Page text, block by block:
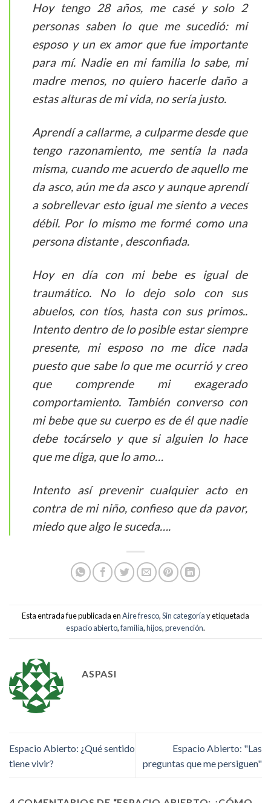
Hoy tengo 28 años, me casé y solo 2
personas saben lo que me sucedió: mi
esposo y un ex amor que fue importante
para mí. Nadie en mi familia lo sabe, mi
madre menos, no quiero hacerle daño a
estas alturas de mi vida, no sería justo.
Aprendí a callarme, a culparme desde que
tengo razonamiento, me sentía la nada
misma, cuando me acuerdo de aquello me
da asco, aún me da asco y aunque aprendí
a sobrellevar esto igual me siento a veces
débil. Por lo mismo me formé como una
persona distante , desconfiada.
Hoy en día con mi bebe es igual de
traumático. No lo dejo solo con sus
abuelos, con tíos, hasta con sus primos..
Intento dentro de lo posible estar siempre
presente, mi esposo no me dice nada
puesto que sabe lo que me ocurrió y creo
que comprende mi exagerado
comportamiento. También converso con
mi bebe que su cuerpo es de él que nadie
debe tocárselo y que si alguien lo hace
que me diga, que lo amo…
Intento así prevenir cualquier acto en
contra de mi niño, confieso que da pavor,
miedo que algo le suceda….
Esta entrada fue publicada enAire fresco,Sin categoríay etiquetada
espacio abierto,familia,hijos,prevención.
ASPASI
Espacio Abierto: ¿Qué sentido
tiene vivir?
Espacio Abierto: "Las
preguntas que me persiguen"